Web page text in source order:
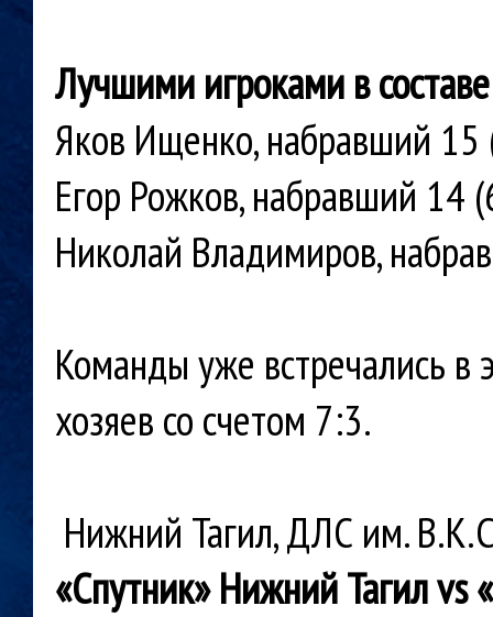
Лучшими игроками в
Яков Ищенко, набравший 15
Егор Рожков, набравший 14
Николай Владимиров,
Команды уже встречались
хозяев со счетом 7:3.
Нижний Тагил, ДЛС им.
«Спутник» Нижний Тагил vs